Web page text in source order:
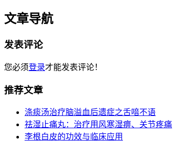
文章导航
发表评论
您必须登录才能发表评论！
推荐文章
涤痰汤治疗脑溢血后遗症之舌喑不语
祛湿止痛丸：治疗用风寒湿痹、关节疼痛
李根白皮的功效与临床应用